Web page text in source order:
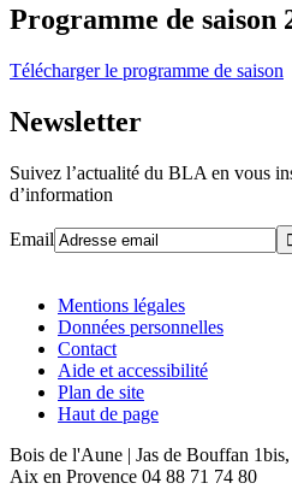
Programme de saison
Télécharger le programme de saison
Newsletter
Suivez l’actualité du BLA en vous
d’information
Email
Mentions légales
Données personnelles
Contact
Aide et accessibilité
Plan de site
Haut de page
Bois de l'Aune | Jas de Bouffan
Aix en Provence 04 88 71 74 80